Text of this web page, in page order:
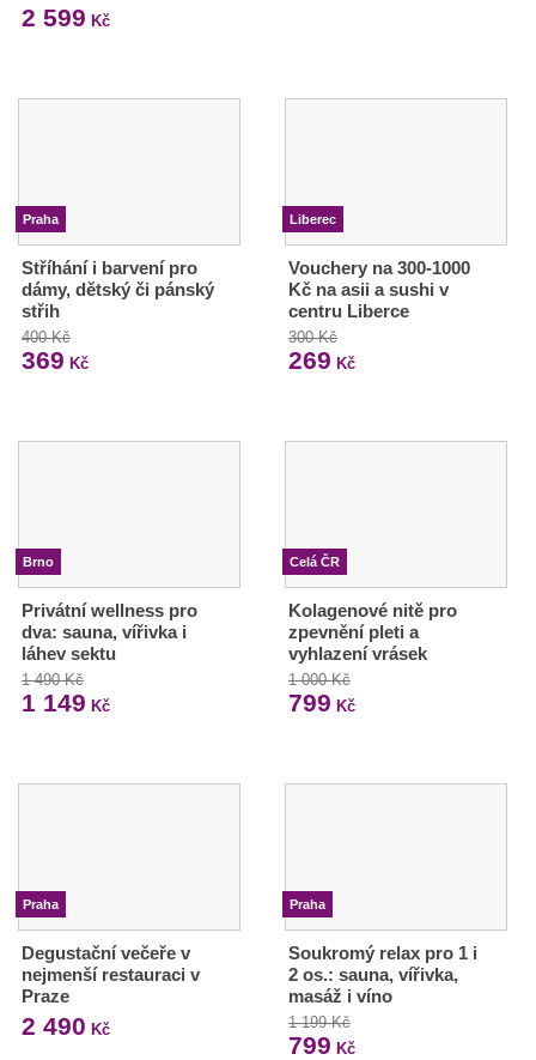
2 599 Kč
Praha
Stříhání i barvení pro
dámy, dětský či pánský
střih
400 Kč
369 Kč
Liberec
Vouchery na 300-1000
Kč na asii a sushi v
centru Liberce
300 Kč
269 Kč
Brno
Privátní wellness pro
dva: sauna, vířivka i
láhev sektu
1 490 Kč
1 149 Kč
Celá ČR
Kolagenové nitě pro
zpevnění pleti a
vyhlazení vrásek
1 000 Kč
799 Kč
Praha
Degustační večeře v
nejmenší restauraci v
Praze
2 490 Kč
Praha
Soukromý relax pro 1 i
2 os.: sauna, vířivka,
masáž i víno
1 199 Kč
799 Kč